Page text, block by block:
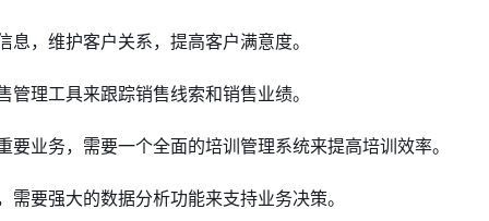
，维护客户关系，提高客户满意度。
理工具来跟踪销售线索和销售业绩。
业务，需要一个全面的培训管理系统来提高培训效率。
要强大的数据分析功能来支持业务决策。